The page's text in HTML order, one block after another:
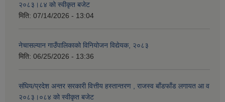
२०८३।८४ को स्वीकृत बजेट
मिति: 07/14/2026 - 13:04
नेचासल्यान गाउँपालिकाको विनियोजन विद्येयक, २०८३
मिति: 06/25/2026 - 13:36
संघिय/प्रदेश अन्तर सरकारी वित्तीय हस्तान्तरण , राजस्व बाँडफाँड लगायत आ व
२०८३।०८४ को स्वीकृत बजेट